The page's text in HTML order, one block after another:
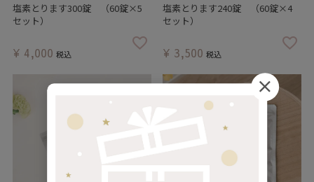
塩素とります300錠 （60錠×5
セット）
¥ 4,000 税込
塩素とります240錠 （60錠×4
セット）
¥ 3,500 税込